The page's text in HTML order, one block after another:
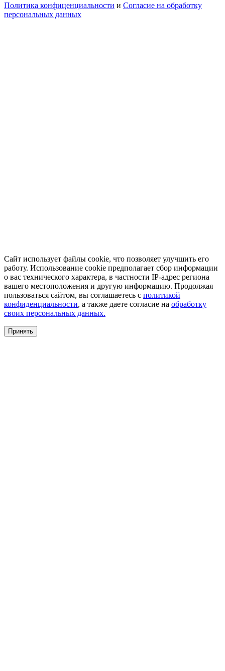
Политика конфиценциальности и Согласие на обработку
персональных данных
Сайт использует файлы cookie, что позволяет улучшить его
работу. Использование cookie предполагает сбор информации
о вас технического характера, в частности IP-адрес региона
вашего местоположения и другую информацию. Продолжая
пользоваться сайтом, вы соглашаетесь с политикой
конфиденциальности, а также даете согласие на обработку
своих персональных данных.
Принять